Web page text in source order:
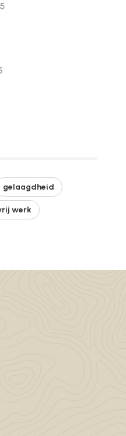
gelaagdheid
werk